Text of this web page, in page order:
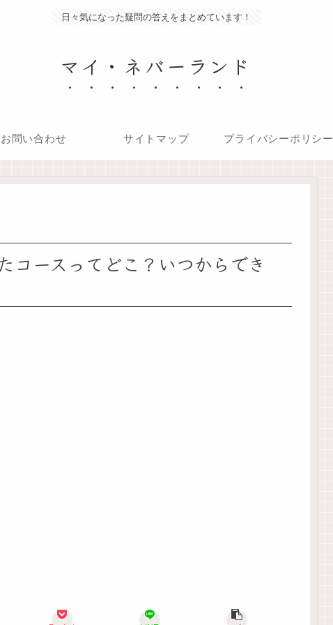
日々気になった疑問の答えをまとめています！
マイ・ネバーランド
お問い合わせ サイトマップ プライバシーポリシー
コースってどこ？いつからでき